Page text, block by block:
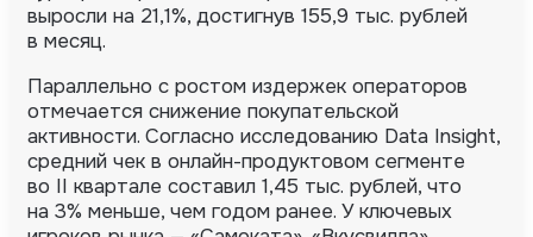
выросли на 21,1%, достигнув 155,9 тыс. рублей
в месяц.
Параллельно с ростом издержек операторов
отмечается снижение покупательской
активности. Согласно исследованию Data Insight,
средний чек в онлайн-продуктовом сегменте
во II квартале составил 1,45 тыс. рублей, что
на 3% меньше, чем годом ранее. У ключевых